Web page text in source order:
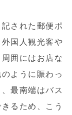
された郵便ポ
国人観光客や
囲にはお店な
ように賑わっ
最南端はバス
るため、こう